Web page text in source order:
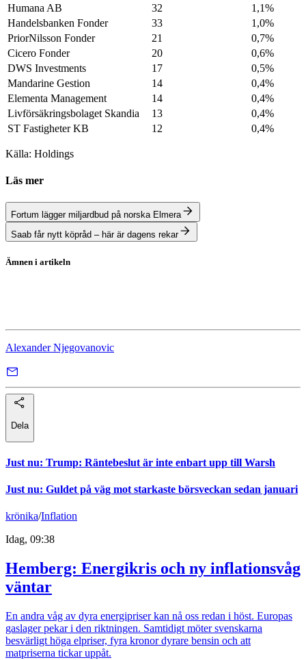
Humana AB
32
1,1%
Handelsbanken Fonder
33
1,0%
PriorNilsson Fonder
21
0,7%
Cicero Fonder
20
0,6%
DWS Investments
17
0,5%
Mandarine Gestion
14
0,4%
Elementa Management
14
0,4%
Livförsäkringsbolaget Skandia
13
0,4%
ST Fastigheter KB
12 0,4%
Källa: Holdings
Läs mer
Fortum lägger miljardbud på norska Elmera
Saab får nytt köpråd – här är dagens rekar
Ämnen i artikeln
Alexander Njegovanovic
Dela
Just nu: Trump: Räntebeslut är inte enbart upp till Warsh
Just nu: Guldet på väg mot starkaste börsveckan sedan januari
krönika/Inflation
Idag, 09:38
Hemberg: Energikris och ny inflationsvåg
väntar
En andra våg av dyra energipriser kan nå oss redan i höst. Europas
gaslager pekar i den riktningen. Samtidigt möter svenskarna
besvärligt höga elpriser, fyra kronor dyrare bensin och att
matpriserna tickar uppåt.